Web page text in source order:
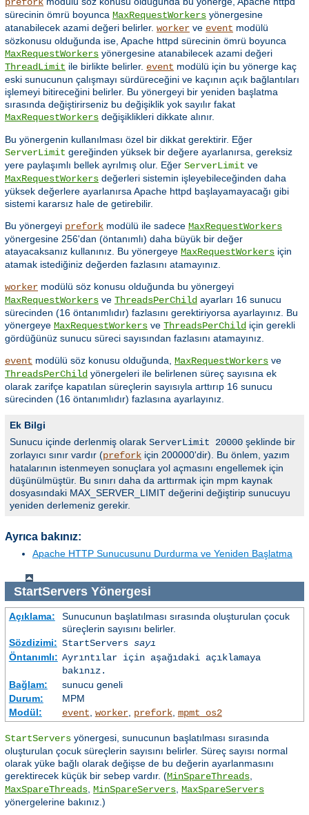
sürecinin ömrü boyunca MaxRequestWorkers yönergesine
atanabilecek azami değeri belirler. worker ve event modülü
sözkonusu olduğunda ise, Apache httpd sürecinin ömrü boyunca
MaxRequestWorkers yönergesine atanabilecek azami değeri
ThreadLimit ile birlikte belirler. event modülü için bu yönerge kaç
eski sunucunun çalışmayı sürdüreceğini ve kaçının açık bağlantıları
işlemeyi bitireceğini belirler. Bu yönergeyi bir yeniden başlatma
sırasında değiştirirseniz bu değişiklik yok sayılır fakat
MaxRequestWorkers değişiklikleri dikkate alınır.
Bu yönergenin kullanılması özel bir dikkat gerektirir. Eğer
ServerLimit gereğinden yüksek bir değere ayarlanırsa, gereksiz
yere paylaşımlı bellek ayrılmış olur. Eğer ServerLimit ve
MaxRequestWorkers değerleri sistemin işleyebileceğinden daha
yüksek değerlere ayarlanırsa Apache httpd başlayamayacağı gibi
sistemi kararsız hale de getirebilir.
Bu yönergeyi prefork modülü ile sadece MaxRequestWorkers
yönergesine 256'dan (öntanımlı) daha büyük bir değer
atayacaksanız kullanınız. Bu yönergeye MaxRequestWorkers için
atamak istediğiniz değerden fazlasını atamayınız.
worker modülü söz konusu olduğunda bu yönergeyi
MaxRequestWorkers ve ThreadsPerChild ayarları 16 sunucu
sürecinden (16 öntanımlıdır) fazlasını gerektiriyorsa ayarlayınız. Bu
yönergeye MaxRequestWorkers ve ThreadsPerChild için gerekli
gördüğünüz sunucu süreci sayısından fazlasını atamayınız.
event modülü söz konusu olduğunda, MaxRequestWorkers ve
ThreadsPerChild yönergeleri ile belirlenen süreç sayısına ek
olarak zarifçe kapatılan süreçlerin sayısıyla arttırıp 16 sunucu
sürecinden (16 öntanımlıdır) fazlasına ayarlayınız.
Ek Bilgi
Sunucu içinde derlenmiş olarak ServerLimit 20000 şeklinde bir
zorlayıcı sınır vardır (prefork için 200000'dir). Bu önlem, yazım
hatalarının istenmeyen sonuçlara yol açmasını engellemek için
düşünülmüştür. Bu sınırı daha da arttırmak için mpm kaynak
dosyasındaki MAX_SERVER_LIMIT değerini değiştirip sunucuyu
yeniden derlemeniz gerekir.
Ayrıca bakınız:
Apache HTTP Sunucusunu Durdurma ve Yeniden Başlatma
StartServersYönergesi
Açıklama:
Sunucunun başlatılması sırasında oluşturulan çocuk
süreçlerin sayısını belirler.
Sözdizimi: StartServers sayı
Öntanımlı: Ayrıntılar için aşağıdaki açıklamaya
bakınız.
Bağlam:
sunucu geneli
Durum:
MPM
Modül:
event, worker, prefork, mpmt_os2
StartServers yönergesi, sunucunun başlatılması sırasında
oluşturulan çocuk süreçlerin sayısını belirler. Süreç sayısı normal
olarak yüke bağlı olarak değişse de bu değerin ayarlanmasını
gerektirecek küçük bir sebep vardır. (MinSpareThreads,
MaxSpareThreads, MinSpareServers, MaxSpareServers
yönergelerine bakınız.)